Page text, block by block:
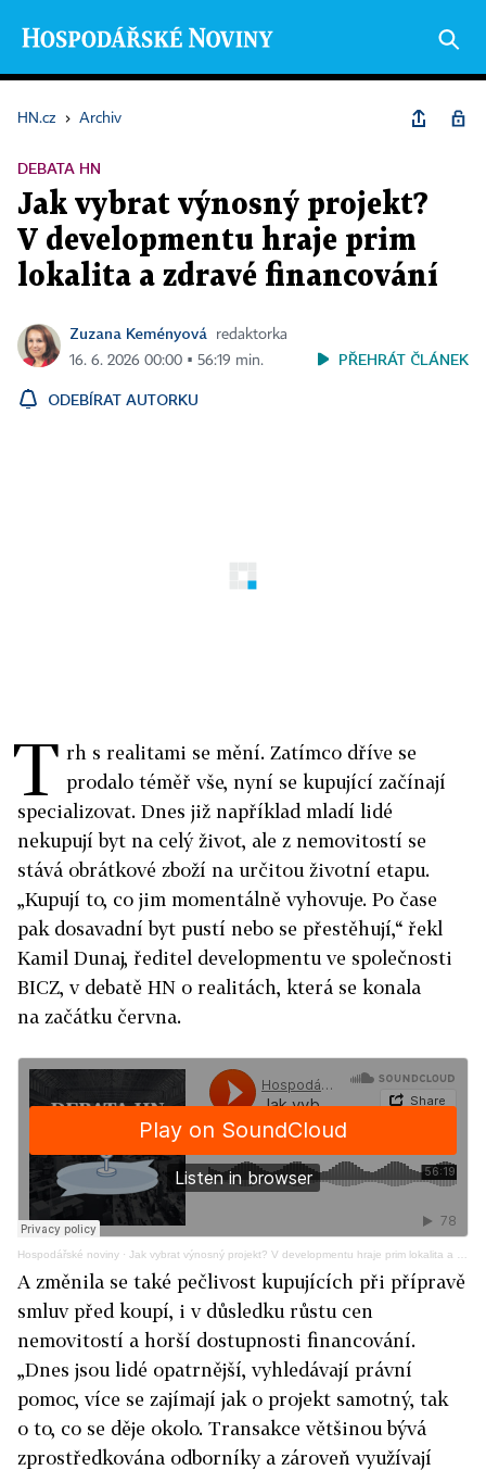
HN.cz › Archiv
DEBATA HN
Jak vybrat výnosný projekt?
V developmentu hraje prim
lokalita a zdravé financování
Zuzana Keményová
redaktorka
16. 6. 2026 00:00 ▪ 56:19 min.
PŘEHRÁT ČLÁNEK
ODEBÍRAT AUTORKU
T rh s realitami se mění. Zatímco dříve se
prodalo téměř vše, nyní se kupující začínají
specializovat. Dnes již například mladí lidé
nekupují byt na celý život, ale z nemovitostí se
stává obrátkové zboží na určitou životní etapu.
„Kupují to, co jim momentálně vyhovuje. Po čase
pak dosavadní byt pustí nebo se přestěhují,“ řekl
Kamil Dunaj, ředitel developmentu ve společnosti
BICZ, v debatě HN o realitách, která se konala
na začátku června.
Hospodářské noviny · Jak vybrat výnosný projekt? V developmentu hraje prim lokalita a zdravé financování
A změnila se také pečlivost kupujících při přípravě
smluv před koupí, i v důsledku růstu cen
nemovitostí a horší dostupnosti financování.
„Dnes jsou lidé opatrnější, vyhledávají právní
pomoc, více se zajímají jak o projekt samotný, tak
o to, co se děje okolo. Transakce většinou bývá
zprostředkována odborníky a zároveň využívají